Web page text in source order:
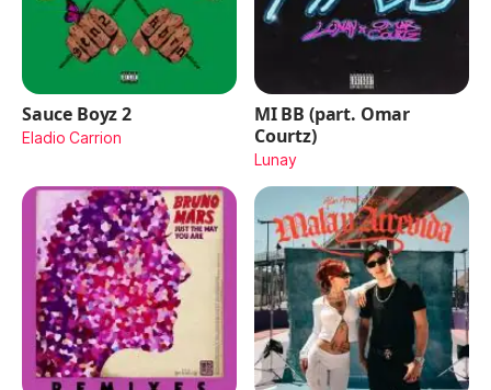
Sauce Boyz 2
Eladio Carrion
MI BB (part. Omar
Courtz)
Lunay